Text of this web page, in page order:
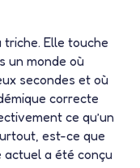
triche. Elle touche
un monde où
secondes et où
correcte
ce qu’un
est-ce que
actuel a été conçu